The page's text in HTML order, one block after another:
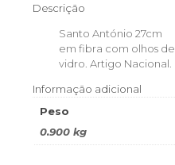
Descrição
Santo António 27cm
em fibra com olhos de
vidro. Artigo Nacional.
Informação adicional
Peso
0.900 kg